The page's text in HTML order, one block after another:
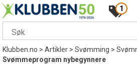
1
Klubben.no>Artikler>Svømming>
Svømmeprogram nybegynnere